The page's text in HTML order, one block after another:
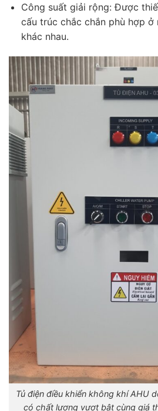
Công suất giải rộng: Được
cấu trúc chắc chắn phù hợp ở
khác nhau.
Tủ điện điều khiển không khí AHU
có chất lượng vượt bật cùng giá